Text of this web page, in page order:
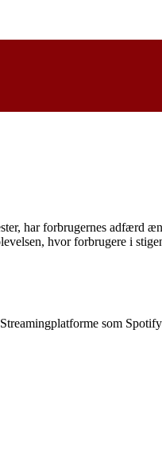
har forbrugernes adfærd
hvor forbrugere i
som